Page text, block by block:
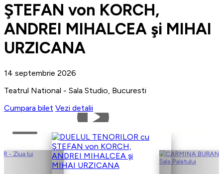
ŞTEFAN von KORCH,
ANDREI MIHALCEA şi MIHAI
URZICANA
14 septembrie 2026
Teatrul National - Sala Studio, Bucuresti
Cumpara bilet Vezi detalii